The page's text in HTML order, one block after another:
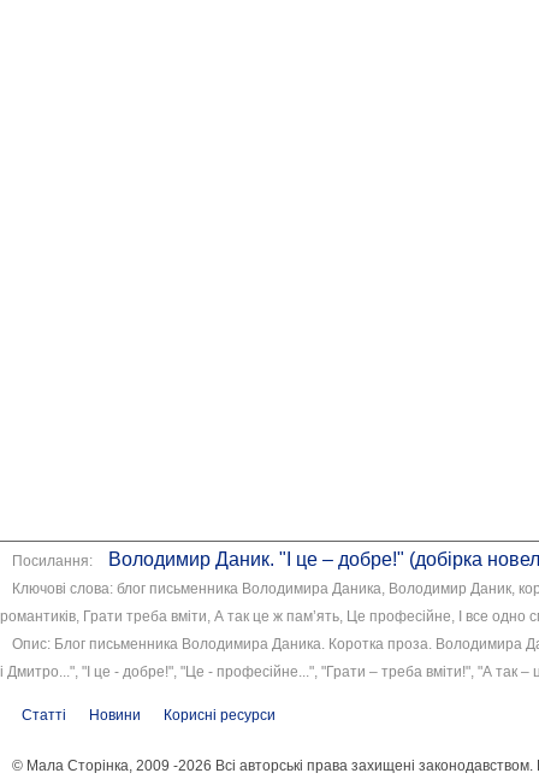
Посилання: Володимир Даник. "І це – добре!" (добірка
Ключові слова: блог письменника Володимира Даника, Володимир Даник,
романтиків, Грати треба вміти, А так це ж пам’ять, Це професійне, І все одно
Опис: Блог письменника Володимира Даника. Коротка проза. Володимира
і Дмитро...", "І це - добре!", "Це - професійне...", "Грати – треба вміти!", "А так –
Статті Новини Корисні ресурси
© Мала Сторінка, 2009 -2026 Всі авторські права захищені